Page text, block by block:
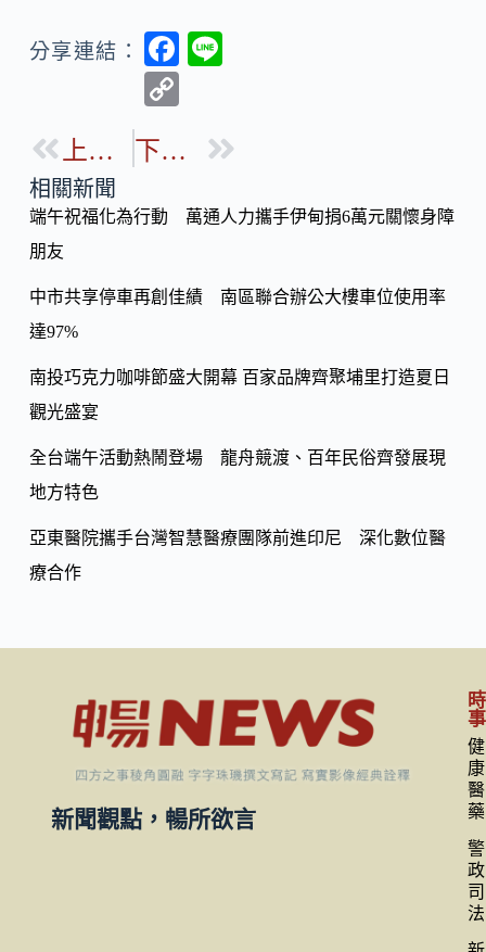
分享連結：
F
b
o
p
Li
k
上一篇 下一篇
相關新聞
端午祝福化為行動 萬通人力攜手伊甸捐6萬元關懷身障
朋友
中市共享停車再創佳績 南區聯合辦公大樓車位使用率
達97%
南投巧克力咖啡節盛大開幕 百家品牌齊聚埔里打造夏日
觀光盛宴
全台端午活動熱鬧登場 龍舟競渡、百年民俗齊發展現
地方特色
亞東醫院攜手台灣智慧醫療團隊前進印尼 深化數位醫
療合作
新聞觀點，暢所欲言
時
事
健
康
醫
藥
警
政
司
法